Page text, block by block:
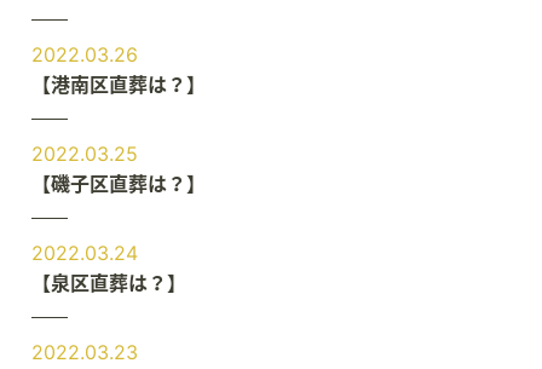
2022.03.26
【港南区直葬は？】
2022.03.25
【磯子区直葬は？】
2022.03.24
【泉区直葬は？】
2022.03.23